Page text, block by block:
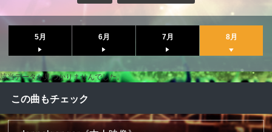
5月 6月 7月 8月
該当データが見つかりませんでした。
この曲もチェック